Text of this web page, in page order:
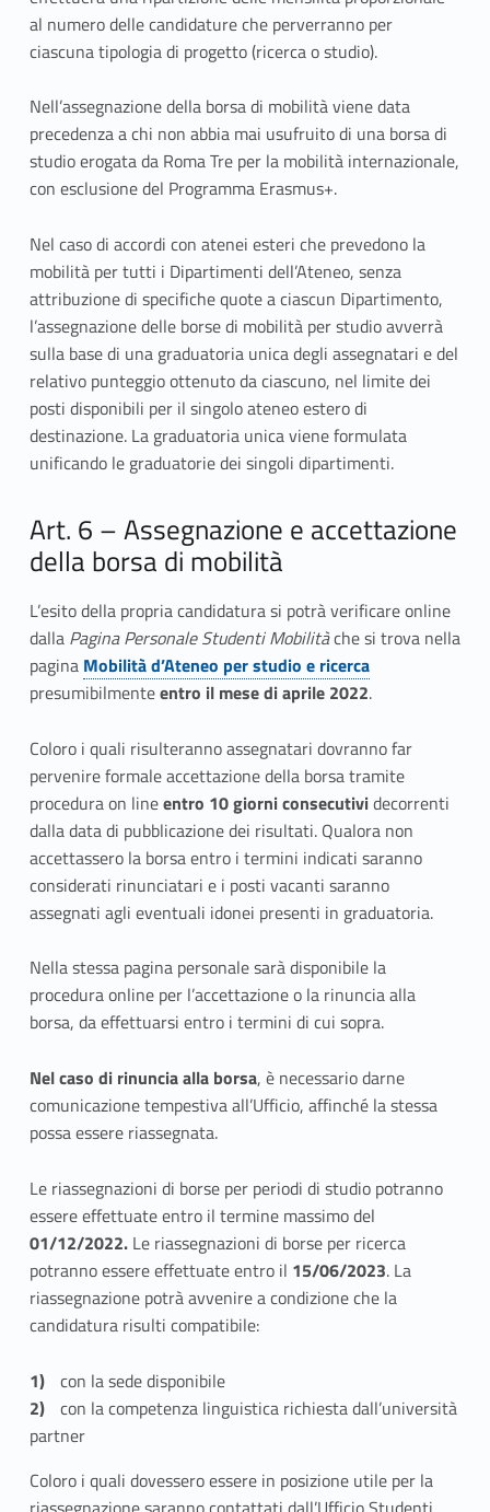
al numero delle candidature che perverranno per
ciascuna tipologia di progetto (ricerca o studio).
Nell’assegnazione della borsa di mobilità viene data
precedenza a chi non abbia mai usufruito di una borsa di
studio erogata da Roma Tre per la mobilità internazionale,
con esclusione del Programma Erasmus+.
Nel caso di accordi con atenei esteri che prevedono la
mobilità per tutti i Dipartimenti dell’Ateneo, senza
attribuzione di specifiche quote a ciascun Dipartimento,
l’assegnazione delle borse di mobilità per studio avverrà
sulla base di una graduatoria unica degli assegnatari e del
relativo punteggio ottenuto da ciascuno, nel limite dei
posti disponibili per il singolo ateneo estero di
destinazione. La graduatoria unica viene formulata
unificando le graduatorie dei singoli dipartimenti.
Art. 6 – Assegnazione e accettazione
della borsa di mobilità
L’esito della propria candidatura si potrà verificare online
dalla Pagina Personale Studenti Mobilitàche si trova nella
pagina Mobilità d’Ateneo per studio e ricerca
presumibilmenteentro il mese di aprile 2022.
Coloro i quali risulteranno assegnatari dovranno far
pervenire formale accettazione della borsa tramite
procedura on lineentro 10 giorni consecutividecorrenti
dalla data di pubblicazione dei risultati. Qualora non
accettassero la borsa entro i termini indicati saranno
considerati rinunciatari e i posti vacanti saranno
assegnati agli eventuali idonei presenti in graduatoria.
Nella stessa pagina personale sarà disponibile la
procedura online per l’accettazione o la rinuncia alla
borsa, da effettuarsi entro i termini di cui sopra.
Nel caso di rinuncia alla borsa, è necessario darne
comunicazione tempestiva all’Ufficio, affinché la stessa
possa essere riassegnata.
Le riassegnazioni di borse per periodi di studio potranno
essere effettuate entro il termine massimo del
01/12/2022.Le riassegnazioni di borse per ricerca
potranno essere effettuate entro il 15/06/2023. La
riassegnazione potrà avvenire a condizione che la
candidatura risulti compatibile:
con la sede disponibile
con la competenza linguistica richiesta dall’università
partner
Coloro i quali dovessero essere in posizione utile per la